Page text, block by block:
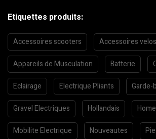
Etiquettes produits:
Accessoires scooters Accessoires velos
Appareils de Musculation Batterie
Eclairage Electrique Pliants Garde-
Gravel Electriques Hollandais
Mobilite Electrique Nouveautes